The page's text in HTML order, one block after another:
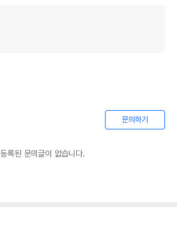
문의하기
등록된 문의글이 없습니다.